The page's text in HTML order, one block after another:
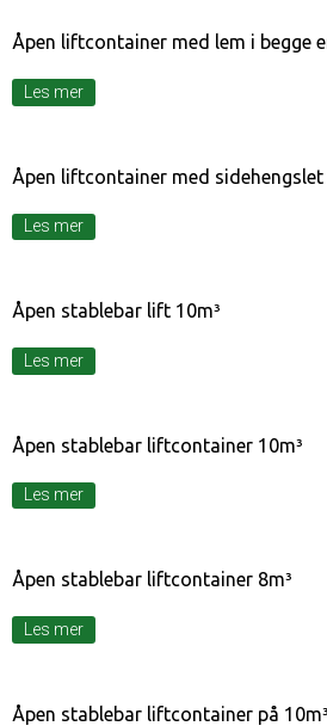
Åpen liftcontainer med lem i begge
Les mer
Åpen liftcontainer med sidehengslet
Les mer
Åpen stablebar lift 10m³
Les mer
Åpen stablebar liftcontainer 10m³
Les mer
Åpen stablebar liftcontainer 8m³
Les mer
Åpen stablebar liftcontainer på